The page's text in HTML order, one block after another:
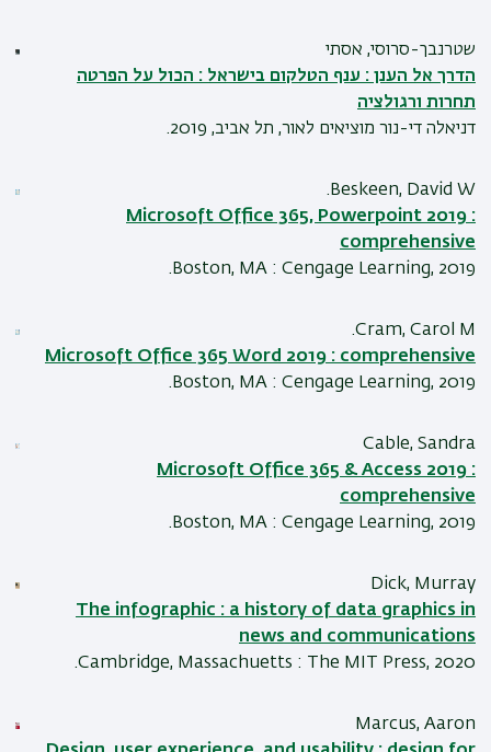
שטרנבך-סרוסי, אסתי
הדרך אל הענן : ענף הטלקום בישראל : הכול על הפרטה
תחרות ורגולציה
דניאלה די-נור מוציאים לאור, תל אביב, 2019.
Beskeen, David W.
Microsoft Office 365, Powerpoint 2019 :
comprehensive
Boston, MA : Cengage Learning, 2019.
Cram, Carol M.
Microsoft Office 365 Word 2019 : comprehensive
Boston, MA : Cengage Learning, 2019.
Cable, Sandra
Microsoft Office 365 & Access 2019 :
comprehensive
Boston, MA : Cengage Learning, 2019.
Dick, Murray
The infographic : a history of data graphics in
news and communications
Cambridge, Massachuetts : The MIT Press, 2020.
Marcus, Aaron